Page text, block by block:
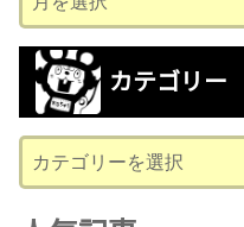
ー
カ
ブ
カテゴリー
テ
ゴ